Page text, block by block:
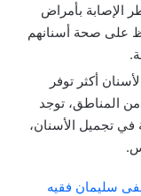
الإصابة بأمراض
على صحة أسنانهم
أكثر توفر
من المناطق، توجد
في تجميل الأسنان،
سليمان فقيه